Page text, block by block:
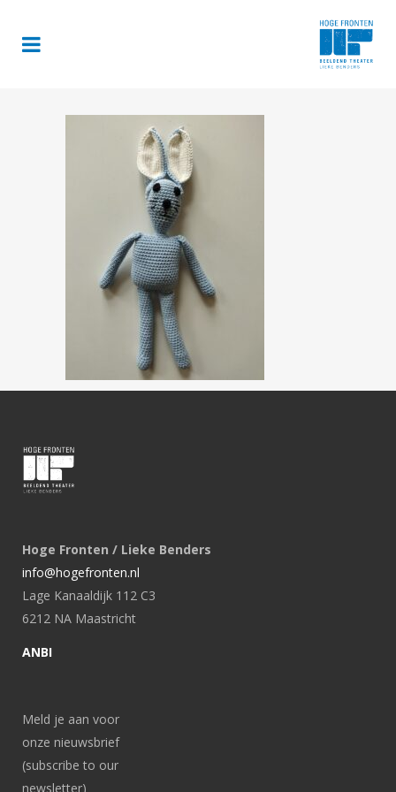
Hoge Fronten / Lieke Benders
info@hogefronten.nl
Lage Kanaaldijk 112 C3
6212 NA Maastricht
ANBI
Meld je aan voor
onze nieuwsbrief
(subscribe to our
newsletter)